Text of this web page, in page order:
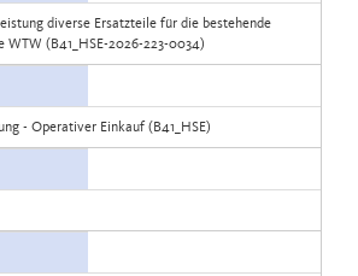
diverse Ersatzteile für die bestehende
(B41_HSE-2026-223-0034)
- Operativer Einkauf (B41_HSE)